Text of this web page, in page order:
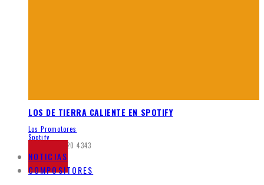
LOS DE TIERRA CALIENTE EN SPOTIFY
Los Promotores
Spotify
mayo 21, 2020 4343
NOTICIAS
COMPOSITORES